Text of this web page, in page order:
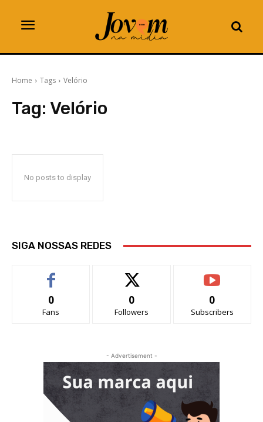
Home Tags Velório
Tag: Velório
No posts to display
SIGA NOSSAS REDES
0
Fans
0
Followers
0
Subscribers
- Advertisement -